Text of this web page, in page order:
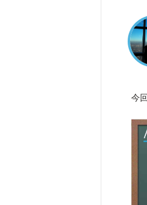
今